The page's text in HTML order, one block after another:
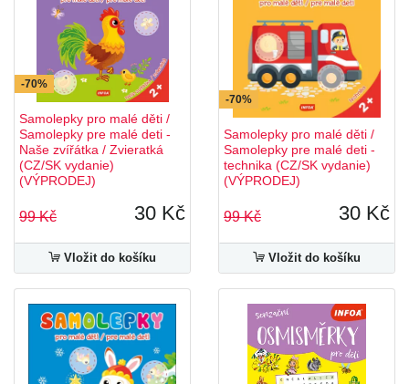
-70%
Samolepky pro malé děti /
Samolepky pre malé deti -
Naše zvířátka / Zvieratká
(CZ/SK vydanie)
(VÝPRODEJ)
99 Kč 30 Kč
Vložit do košíku
-70%
Samolepky pro malé děti /
Samolepky pre malé deti -
technika (CZ/SK vydanie)
(VÝPRODEJ)
99 Kč 30 Kč
Vložit do košíku